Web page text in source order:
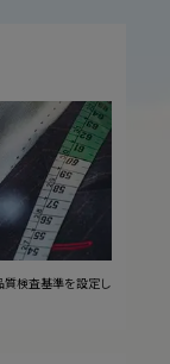
検査基準を設定し